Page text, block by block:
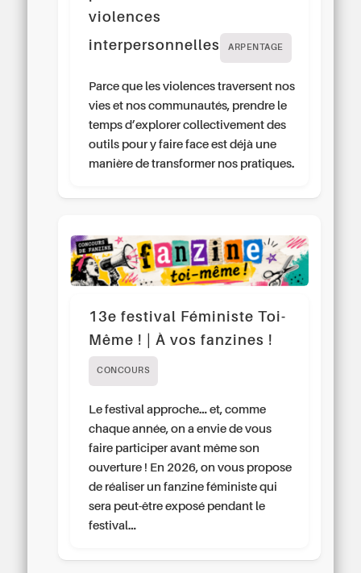
violences
interpersonnelles
ARPENTAGE
Parce que les violences traversent nos
vies et nos communautés, prendre le
temps d’explorer collectivement des
outils pour y faire face est déjà une
manière de transformer nos pratiques.
13e festival Féministe Toi-
Même ! | À vos fanzines !
CONCOURS
Le festival approche… et, comme
chaque année, on a envie de vous
faire participer avant même son
ouverture ! En 2026, on vous propose
de réaliser un fanzine féministe qui
sera peut-être exposé pendant le
festival…